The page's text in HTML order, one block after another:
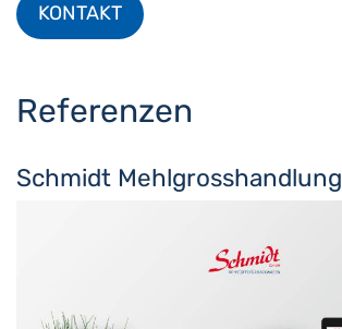
KONTAKT
Referenzen
Schmidt Mehlgrosshandlung